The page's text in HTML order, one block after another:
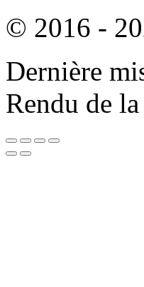
© 2016 -
Dernière
Rendu de